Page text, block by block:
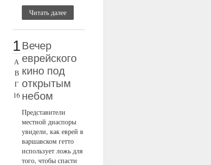
Читать далее
1
А
В
Г
16
Вечер
еврейского
кино под
открытым
небом
Представители
местной диаспоры
увидели, как еврей в
варшавском гетто
использует ложь для
того, чтобы спасти